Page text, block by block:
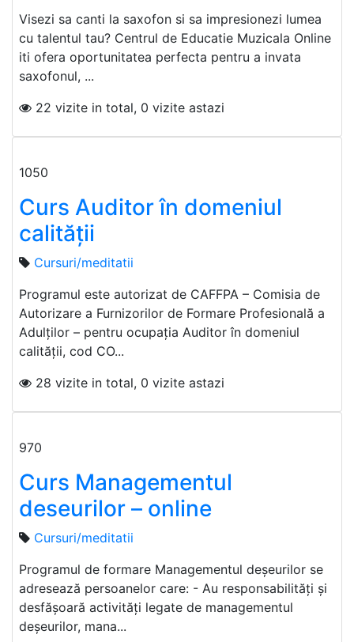
Visezi sa canti la saxofon si sa impresionezi lumea
cu talentul tau? Centrul de Educatie Muzicala Online
iti ofera oportunitatea perfecta pentru a invata
saxofonul, ...
22 vizite in total, 0 vizite astazi
1050
Curs Auditor în domeniul
calității
Cursuri/meditatii
Programul este autorizat de CAFFPA – Comisia de
Autorizare a Furnizorilor de Formare Profesională a
Adulţilor – pentru ocupaţia Auditor în domeniul
calității, cod CO...
28 vizite in total, 0 vizite astazi
970
Curs Managementul
deseurilor – online
Cursuri/meditatii
Programul de formare Managementul deșeurilor se
adresează persoanelor care: - Au responsabilităţi şi
desfăşoară activităţi legate de managementul
deşeurilor, mana...